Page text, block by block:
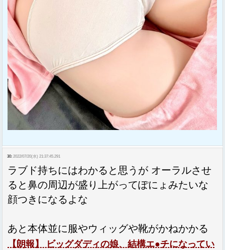
30: 2022/07/20(水) 21:37:45.291
ラブド持ちにはわかると思うが オーラルさせ
ると鼻の周辺が盛り上がってぽにょみたいな
顔つきになるよな
あと本体並に服やウィッグや靴がかねかかる
【朗報】 ビッグダディの娘、結構エ●チになってい